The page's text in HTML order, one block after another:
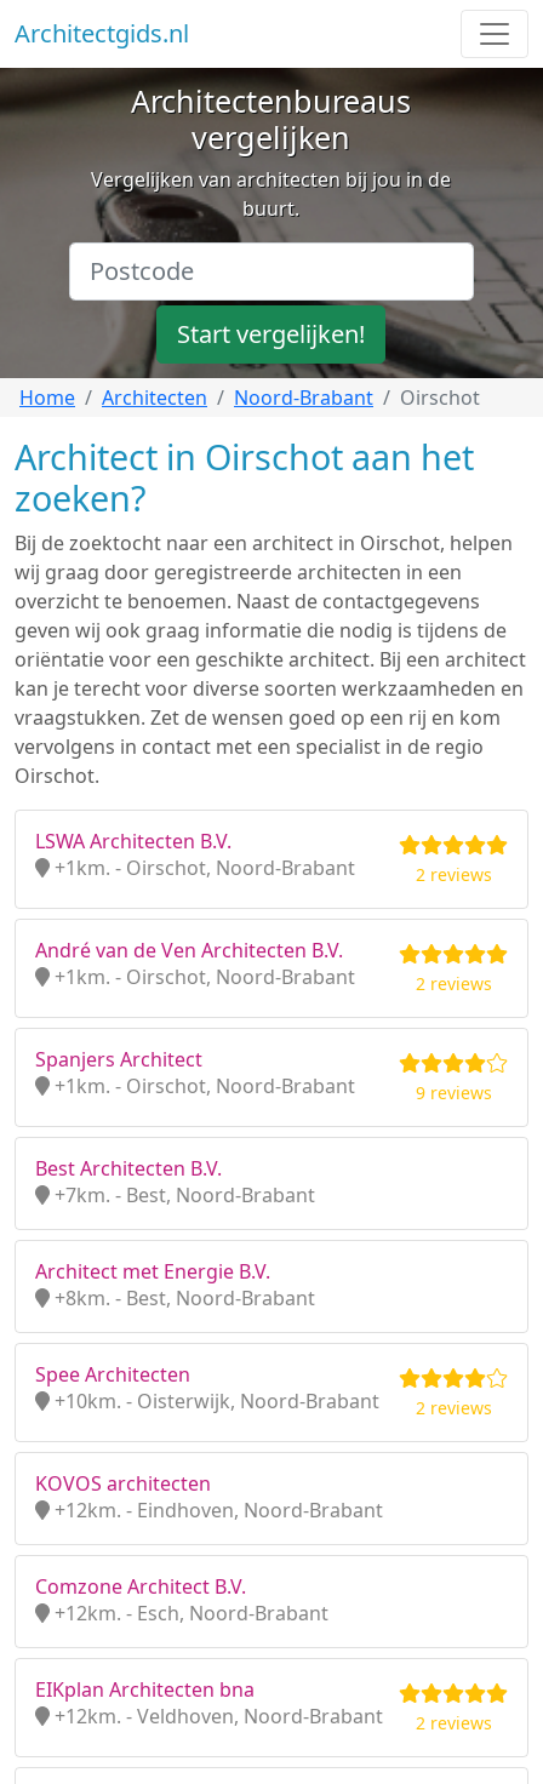
Architectgids.nl
Architectenbureaus
vergelijken
Vergelijken van architecten bij jou in de
buurt.
Start vergelijken!
Home Architecten Noord-Brabant Oirschot
Architect in Oirschot aan het
zoeken?
Bij de zoektocht naar een architect in Oirschot, helpen
wij graag door geregistreerde architecten in een
overzicht te benoemen. Naast de contactgegevens
geven wij ook graag informatie die nodig is tijdens de
oriëntatie voor een geschikte architect. Bij een architect
kan je terecht voor diverse soorten werkzaamheden en
vraagstukken. Zet de wensen goed op een rij en kom
vervolgens in contact met een specialist in de regio
Oirschot.
LSWA Architecten B.V.
+1km. - Oirschot, Noord-Brabant
2 reviews
André van de Ven Architecten B.V.
+1km. - Oirschot, Noord-Brabant
2 reviews
Spanjers Architect
+1km. - Oirschot, Noord-Brabant
9 reviews
Best Architecten B.V.
+7km. - Best, Noord-Brabant
Architect met Energie B.V.
+8km. - Best, Noord-Brabant
Spee Architecten
+10km. - Oisterwijk, Noord-Brabant
2 reviews
KOVOS architecten
+12km. - Eindhoven, Noord-Brabant
Comzone Architect B.V.
+12km. - Esch, Noord-Brabant
EIKplan Architecten bna
+12km. - Veldhoven, Noord-Brabant
2 reviews